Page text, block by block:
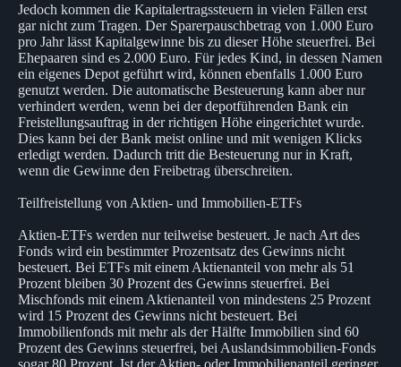
Jedoch kommen die Kapitalertragssteuern in vielen Fällen erst
gar nicht zum Tragen. Der Sparerpauschbetrag von 1.000 Euro
pro Jahr lässt Kapitalgewinne bis zu dieser Höhe steuerfrei. Bei
Ehepaaren sind es 2.000 Euro. Für jedes Kind, in dessen Namen
ein eigenes Depot geführt wird, können ebenfalls 1.000 Euro
genutzt werden. Die automatische Besteuerung kann aber nur
verhindert werden, wenn bei der depotführenden Bank ein
Freistellungsauftrag in der richtigen Höhe eingerichtet wurde.
Dies kann bei der Bank meist online und mit wenigen Klicks
erledigt werden. Dadurch tritt die Besteuerung nur in Kraft,
wenn die Gewinne den Freibetrag überschreiten.
Teilfreistellung von Aktien- und Immobilien-ETFs
Aktien-ETFs werden nur teilweise besteuert. Je nach Art des
Fonds wird ein bestimmter Prozentsatz des Gewinns nicht
besteuert. Bei ETFs mit einem Aktienanteil von mehr als 51
Prozent bleiben 30 Prozent des Gewinns steuerfrei. Bei
Mischfonds mit einem Aktienanteil von mindestens 25 Prozent
wird 15 Prozent des Gewinns nicht besteuert. Bei
Immobilienfonds mit mehr als der Hälfte Immobilien sind 60
Prozent des Gewinns steuerfrei, bei Auslandsimmobilien-Fonds
sogar 80 Prozent. Ist der Aktien- oder Immobilienanteil geringer,